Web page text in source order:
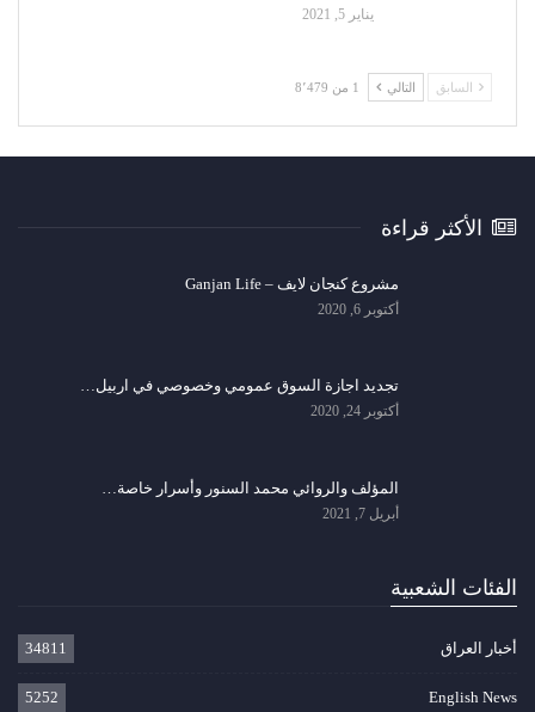
يناير 5, 2021
السابق التالي 1 من 8٬479
الأكثر قراءة
مشروع كنجان لايف – Ganjan Life
أكتوبر 6, 2020
تجديد اجازة السوق عمومي وخصوصي في اربيل…
أكتوبر 24, 2020
المؤلف والروائي محمد السنور وأسرار خاصة…
أبريل 7, 2021
الفئات الشعبية
أخبار العراق 34811
English News
5252